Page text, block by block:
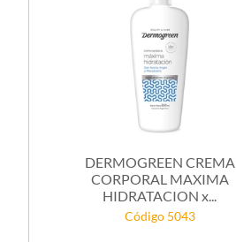
DERMOGREEN CREMA
CORPORAL MAXIMA
HIDRATACION x...
Código 5043